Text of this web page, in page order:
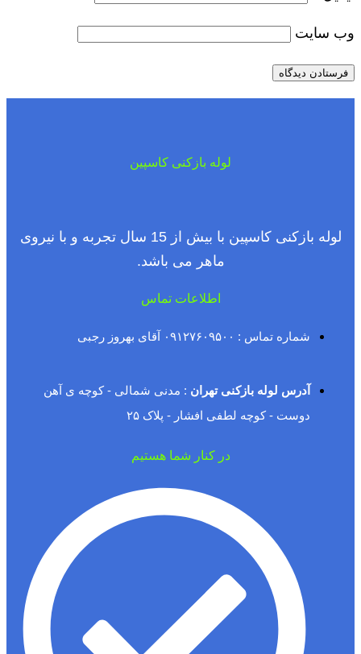
وب‌ سایت
لوله بازکنی کاسپین
لوله بازکنی کاسپین با بیش از 15 سال تجربه و با نیروی
ماهر می باشد.
اطلاعات تماس
شماره تماس : ۰۹۱۲۷۶۰۹۵۰۰ آقای بهروز رجبی
آدرس لوله بازکنی تهران : مدنی شمالی - کوچه ی آهن
دوست - کوچه لطفی افشار - پلاک ۲۵
در کنار شما هستیم